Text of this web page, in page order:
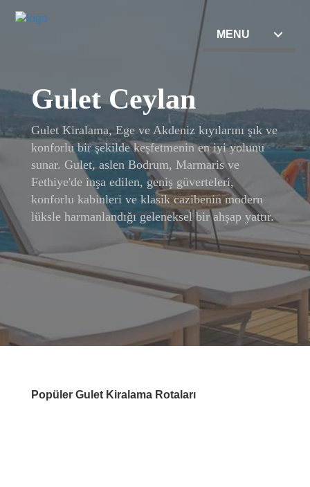
MENU
Gulet Ceylan
Gulet Kiralama, Ege ve Akdeniz kıyılarını şık ve
konforlu bir şekilde keşfetmenin en iyi yolunu
sunar. Gulet, aslen Bodrum, Marmaris ve
Fethiye'de inşa edilen, geniş güverteleri,
konforlu kabinleri ve klasik cazibenin modern
lüksle harmanlandığı geleneksel bir ahşap yattır.
Popüler Gulet Kiralama Rotaları